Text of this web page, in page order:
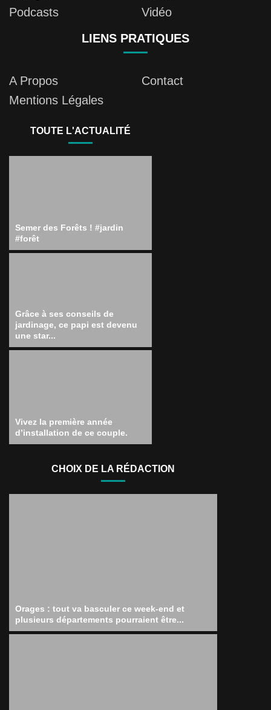
Podcasts
Vidéo
LIENS PRATIQUES
A Propos
Contact
Mentions Légales
TOUTE L'ACTUALITÉ
Semer des Forêts ! #jardin
#forêt
Grâce à ses conseils de
jardinage, ce papi est devenu
une star...
Vivez la première année
d’installation de ce couple.
CHOIX DE LA RÉDACTION
Orages : tout va basculer ce week-end et
plusieurs départements pourraient être...